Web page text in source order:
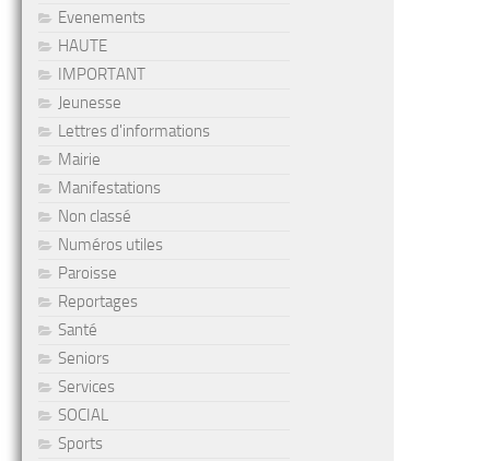
Evenements
HAUTE
IMPORTANT
Jeunesse
Lettres d'informations
Mairie
Manifestations
Non classé
Numéros utiles
Paroisse
Reportages
Santé
Seniors
Services
SOCIAL
Sports